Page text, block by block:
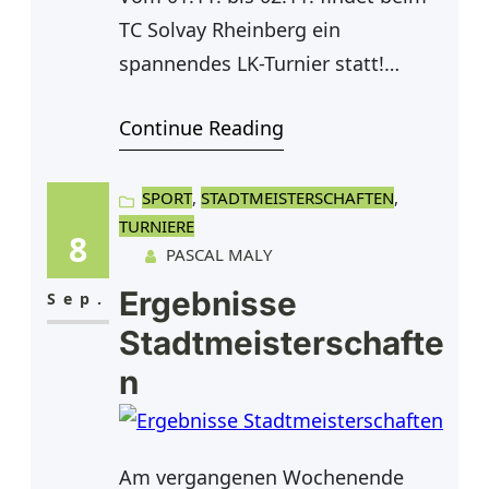
werden und werden, wenn
möglich,
TC Solvay Rheinberg ein
spannendes LK-Turnier statt!
folgenden Konkurrenzen an:•
(D00)• Herren 30 (H30)• Damen 30
(D30)• Herren 40 (H40)• Damen 40
(D40)• Herren 50 (H50) • Damen 50
(D50)• Herren 55 (H55)
Meldegebühr: 35 € zzgl. 5
Continue Reading
8
Sep.
SPORT, STADTMEISTERSCHAFTEN
TURNIERE
PASCAL MALY
Ergebnisse
Stadtmeisterschafte
n
Am vergangenen Wochenende